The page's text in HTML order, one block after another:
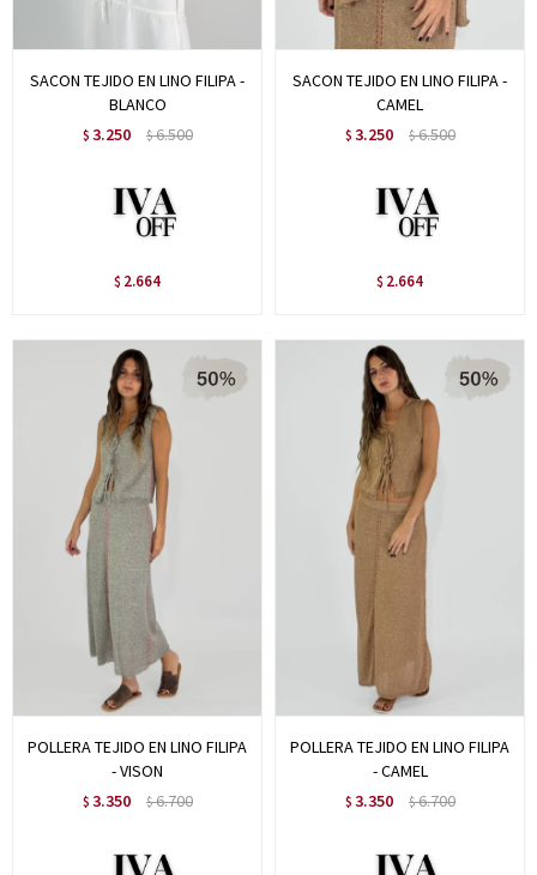
SACON TEJIDO EN LINO FILIPA -
BLANCO
$ 3.250 $6.500
$ 2.664
SACON TEJIDO EN LINO FILIPA -
CAMEL
$ 3.250 $6.500
$ 2.664
POLLERA TEJIDO EN LINO FILIPA
- VISON
$ 3.350 $6.700
POLLERA TEJIDO EN LINO FILIPA
- CAMEL
$ 3.350 $6.700